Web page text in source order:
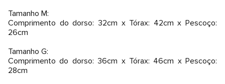
Tamanho M:
Comprimento do dorso: 32cm x Tórax: 42cm x Pescoço:
26cm
Tamanho G:
Comprimento do dorso: 36cm x Tórax: 46cm x Pescoço:
28cm